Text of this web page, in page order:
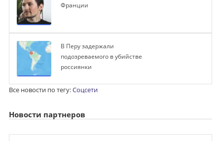
Франции
В Перу задержали
подозреваемого в убийстве
россиянки
Все новости по тегу:Соцсети
Новости партнеров